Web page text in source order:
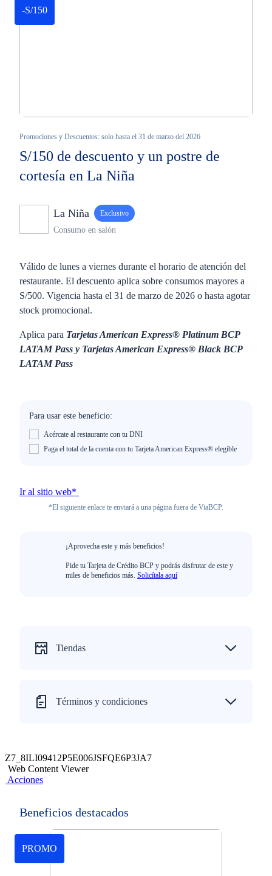
-S/150
Promociones y Descuentos: solo hasta el 31 de marzo del 2026
S/150 de descuento y un postre de
cortesía en La Niña
La Niña Exclusivo
Consumo en salón
Válido de lunes a viernes durante el horario de atención del
restaurante. El descuento aplica sobre consumos mayores a
S/500. Vigencia hasta el 31 de marzo de 2026 o hasta agotar
stock promocional.
Aplica para Tarjetas American Express® Platinum BCP
LATAM Pass y Tarjetas American Express® Black BCP
LATAM Pass
Para usar este beneficio:
Acércate al restaurante con tu DNI
Paga el total de la cuenta con tu Tarjeta American Express® elegible
Ir al sitio web*
*El siguiente enlace te enviará a una página fuera de ViaBCP.
¡Aprovecha este y más beneficios!
Pide tu Tarjeta de Crédito BCP y podrás disfrutar de este y
miles de beneficios más. Solicítala aquí
Tiendas
Términos y condiciones
Z7_8ILI09412P5E006JSFQE6P3JA7
Web Content Viewer
Acciones
Beneficios destacados
PROMO